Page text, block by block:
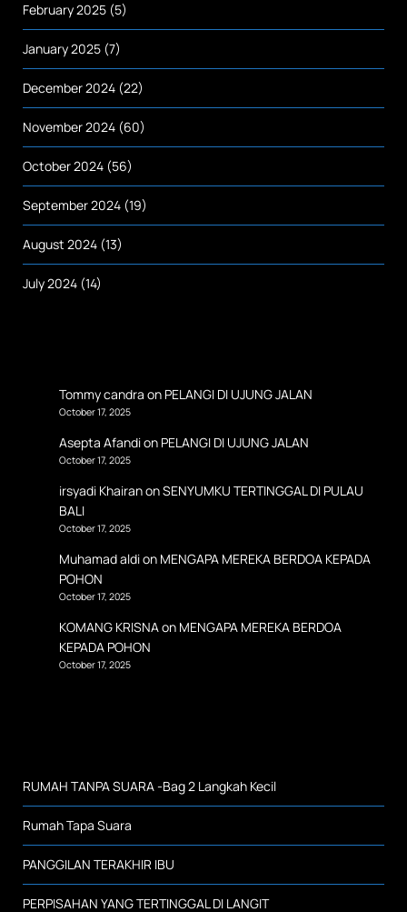
February 2025 (5)
January 2025 (7)
December 2024 (22)
November 2024 (60)
October 2024 (56)
September 2024 (19)
August 2024 (13)
July 2024 (14)
Tommy candra on PELANGI DI UJUNG JALAN
October 17, 2025
Asepta Afandion PELANGI DI UJUNG JALAN
October 17, 2025
irsyadi KhairanonSENYUMKU TERTINGGAL DI PULAU
BALI
October 17, 2025
Muhamad aldion MENGAPA MEREKA BERDOA KEPADA
POHON
October 17, 2025
KOMANG KRISNAon MENGAPA MEREKA BERDOA
KEPADA POHON
October 17, 2025
RUMAH TANPA SUARA -Bag 2 Langkah Kecil
Rumah Tapa Suara
PANGGILAN TERAKHIR IBU
PERPISAHAN YANG TERTINGGAL DI LANGIT